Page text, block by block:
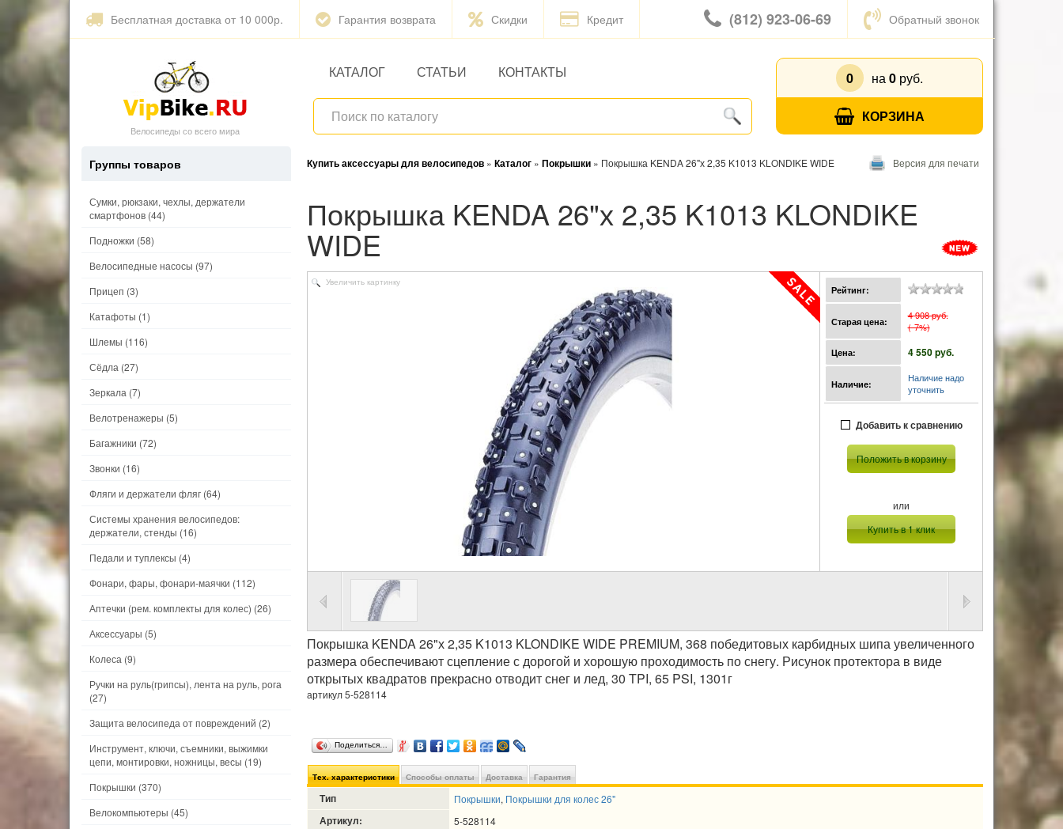
Бесплатная доставка от 10 000р. Гарантия возврата Скидки Кредит (812) 923-06-69 Обратный звонок
Велосипеды со всего мира
КАТАЛОГ СТАТЬИ КОНТАКТЫ 0 на 0руб.
КОРЗИНА
Купить аксессуары для велосипедов » Каталог » Покрышки » Покрышка KENDA 26"х 2,35 K1013 KLONDIKE WIDE Версия для печати
Покрышка KENDA 26"х 2,35 K1013 KLONDIKE
WIDE
Увеличить картинку
Рейтинг:
Старая цена:
4 908 pуб.
(-7%)
Цена: 4 550 pуб.
Наличие:
Наличие надо
уточнить
Добавить к сравнению
Положить в корзину
или
Купить в 1 клик
Покрышка KENDA 26"х 2,35 K1013 KLONDIKE WIDE PREMIUM, 368 победитовых карбидных шипа увеличенного
размера обеспечивают сцепление с дорогой и хорошую проходимость по снегу. Рисунок протектора в виде
открытых квадратов прекрасно отводит снег и лед, 30 TPI, 65 PSI, 1301г
артикул 5-528114
Поделиться…
Тех. характеристики Способы оплаты Доставка Гарантия
Тип Покрышки, Покрышки для колес 26"
Артикул: 5-528114
Группы товаров
Сумки, рюкзаки, чехлы, держатели
смартфонов (44)
Подножки (58)
Велосипедные насосы (97)
Прицеп (3)
Катафоты (1)
Шлемы (116)
Сёдла (27)
Зеркала (7)
Велотренажеры (5)
Багажники (72)
Звонки (16)
Фляги и держатели фляг (64)
Системы хранения велосипедов:
держатели, стенды (16)
Педали и туплексы (4)
Фонари, фары, фонари-маячки (112)
Аптечки (рем. комплекты для колес) (26)
Аксессуары (5)
Колеса (9)
Ручки на руль(грипсы), лента на руль, рога
(27)
Защита велосипеда от повреждений (2)
Инструмент, ключи, съемники, выжимки
цепи, монтировки, ножницы, весы (19)
Покрышки (370)
Велокомпьютеры (45)